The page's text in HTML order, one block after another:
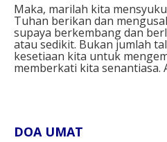
Maka, marilah kita
Tuhan berikan dan
supaya berkembang dan
atau sedikit. Bukan jumlah
kesetiaan kita untuk
memberkati kita senantiasa.
DOA UMAT